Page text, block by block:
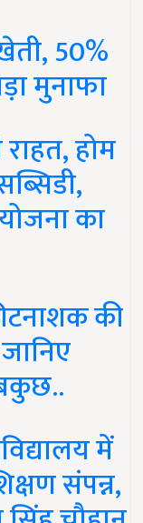
50%
मुनाफा
होम
का
की
में
संपन्न,